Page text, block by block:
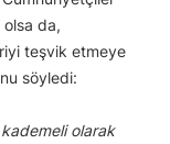
olsa da,
teşvik etmeye
söyledi:
olarak